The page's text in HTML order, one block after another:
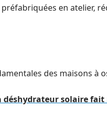
en atelier,
des maisons à
déshydrateur solaire fait